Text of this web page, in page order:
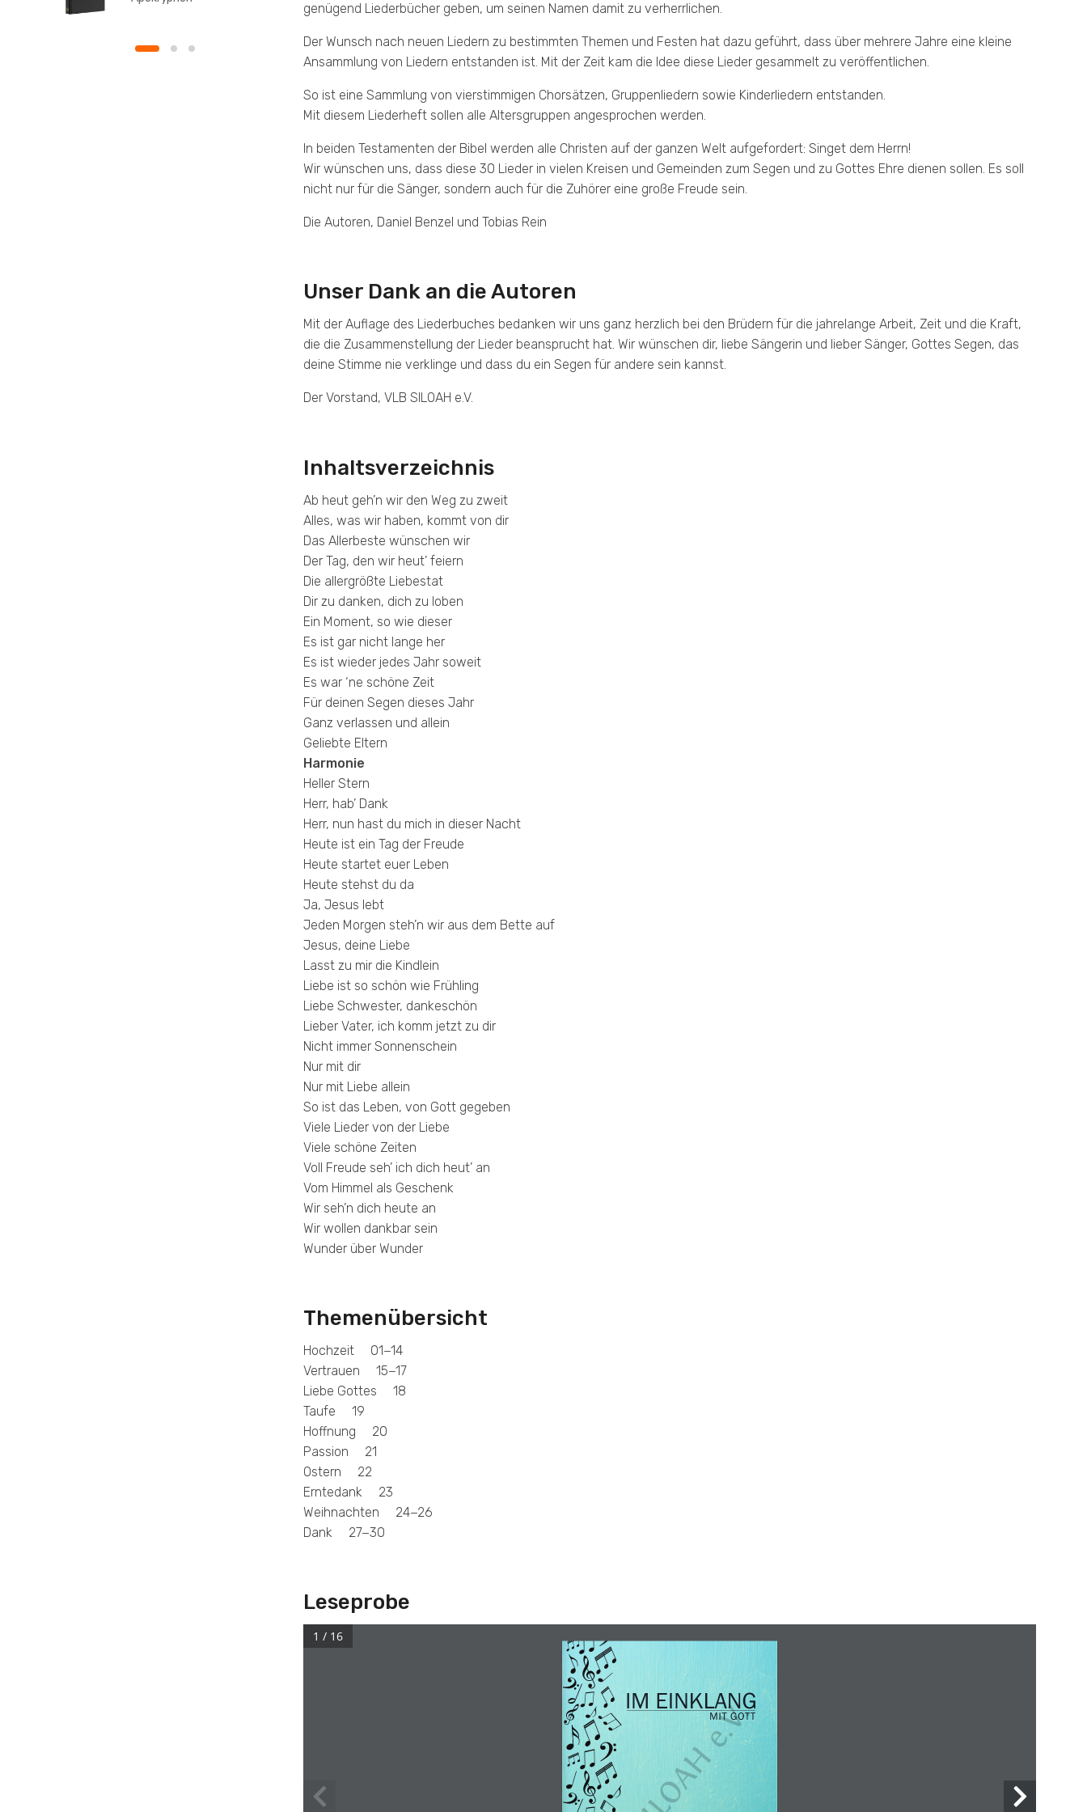
genügend Liederbücher geben, um seinen Namen damit zu verherrlichen.
Der Wunsch nach neuen Liedern zu bestimmten Themen und Festen hat dazu geführt, dass über mehrere Jahre eine kleine
Ansammlung von Liedern entstanden ist. Mit der Zeit kam die Idee diese Lieder gesammelt zu veröffentlichen.
So ist eine Sammlung von vierstimmigen Chorsätzen, Gruppenliedern sowie Kinderliedern entstanden.
Mit diesem Liederheft sollen alle Altersgruppen angesprochen werden.
In beiden Testamenten der Bibel werden alle Christen auf der ganzen Welt aufgefordert: Singet dem Herrn!
Wir wünschen uns, dass diese 30 Lieder in vielen Kreisen und Gemeinden zum Segen und zu Gottes Ehre dienen sollen. Es soll
nicht nur für die Sänger, sondern auch für die Zuhörer eine große Freude sein.
Die Autoren, Daniel Benzel und Tobias Rein
Unser Dank an die Autoren
Mit der Auflage des Liederbuches bedanken wir uns ganz herzlich bei den Brüdern für die jahrelange Arbeit, Zeit und die Kraft,
die die Zusammenstellung der Lieder beansprucht hat. Wir wünschen dir, liebe Sängerin und lieber Sänger, Gottes Segen, das
deine Stimme nie verklinge und dass du ein Segen für andere sein kannst.
Der Vorstand, VLB SILOAH e.V.
Inhaltsverzeichnis
Ab heut geh’n wir den Weg zu zweit
Alles, was wir haben, kommt von dir
Das Allerbeste wünschen wir
Der Tag, den wir heut’ feiern
Die allergrößte Liebestat
Dir zu danken, dich zu loben
Ein Moment, so wie dieser
Es ist gar nicht lange her
Es ist wieder jedes Jahr soweit
Es war ‘ne schöne Zeit
Für deinen Segen dieses Jahr
Ganz verlassen und allein
Geliebte Eltern
Harmonie
Heller Stern
Herr, hab’ Dank
Herr, nun hast du mich in dieser Nacht
Heute ist ein Tag der Freude
Heute startet euer Leben
Heute stehst du da
Ja, Jesus lebt
Jeden Morgen steh’n wir aus dem Bette auf
Jesus, deine Liebe
Lasst zu mir die Kindlein
Liebe ist so schön wie Frühling
Liebe Schwester, dankeschön
Lieber Vater, ich komm jetzt zu dir
Nicht immer Sonnenschein
Nur mit dir
Nur mit Liebe allein
So ist das Leben, von Gott gegeben
Viele Lieder von der Liebe
Viele schöne Zeiten
Voll Freude seh’ ich dich heut’ an
Vom Himmel als Geschenk
Wir seh’n dich heute an
Wir wollen dankbar sein
Wunder über Wunder
Themenübersicht
Hochzeit 01−14
Vertrauen 15−17
Liebe Gottes 18
Taufe 19
Hoffnung 20
Passion 21
Ostern 22
Erntedank 23
Weihnachten 24−26
Dank 27−30
Leseprobe
1 / 16
Taschenausgabe